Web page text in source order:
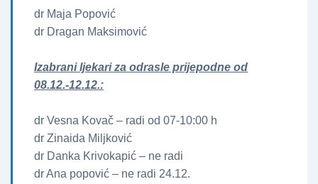
dr Maja Popović
dr Dragan Maksimović
Izabrani ljekari za odrasle prijepodne od
08.12.-12.12.:
dr Vesna Kovač – radi od 07-10:00 h
dr Zinaida Miljković
dr Danka Krivokapić – ne radi
dr Ana popović – ne radi 24.12.